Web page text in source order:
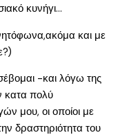
κυνήγι…
και με
-και λόγω της
κατα πολύ
μου, οι οποίοι με
δραστηριότητα του